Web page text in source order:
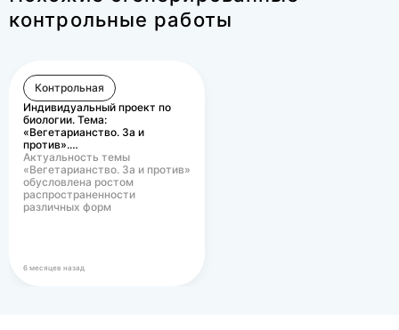
контрольные работы
Контрольная
Индивидуальный проект по
биологии. Тема:
«Вегетарианство. За и
против».…
Актуальность темы
«Вегетарианство. За и против»
обусловлена ростом
распространенности
различных форм
6 месяцев назад